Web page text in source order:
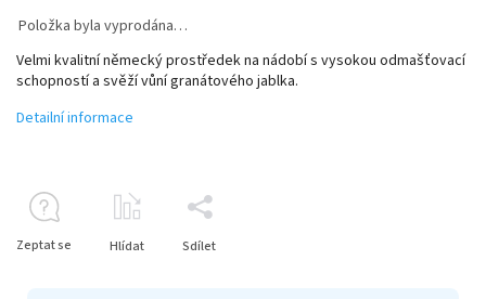
Položka byla vyprodána…
Velmi kvalitní německý prostředek na nádobí s vysokou odmašťovací
schopností a svěží vůní granátového jablka.
Detailní informace
Zeptat se Hlídat Sdílet